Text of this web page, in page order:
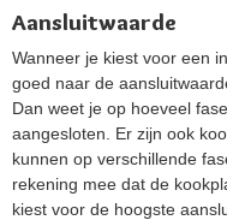
Aansluitwaarde
Wanneer je kiest voor een
goed naar de
Dan weet je op hoeveel
aangesloten. Er zijn ook
kunnen op verschillende
rekening mee dat de
kiest voor de hoogste